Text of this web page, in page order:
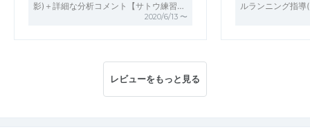
影)＋詳細な分析コメント【サトウ練習…
2020/6/13 〜
ルランニング指
レビューをもっと見る